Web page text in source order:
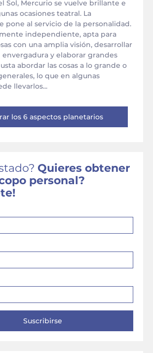
Sol, Mercurio se vuelve brillante e
ocasiones teatral. La
pone al servicio de la personalidad.
independiente, apta para
con una amplia visión, desarrollar
envergadura y elaborar grandes
abordar las cosas a lo grande o
lo que en algunas
llevarlos...
los 6 aspectos planetarios
Quieres obtener
personal?